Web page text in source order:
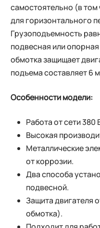
самостоятельно (в том
для горизонтального
Грузоподъемность
подвесная или
обмотка защищает
подъема составляет 6
Особенности модели:
Работа от сети 380
Высокая
Металлические
от коррозии.
Два способа
подвесной.
Защита двигателя
обмотка).